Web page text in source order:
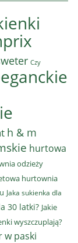
Czy
h & m
hurtowa
odzieży
hurtownia
Jaka sukienka dla
30 latki? Jakie
wyszczuplają?
w paski